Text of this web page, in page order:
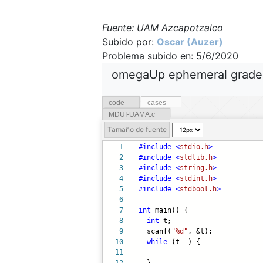
Fuente: UAM Azcapotzalco
Subido por: Oscar (Auzer)
Problema subido en: 5/6/2020
omegaUp ephemeral
code
cases
MDUI-UAMA.c
Tamaño de fuente
1
2
3
4
5
6
7
8
9
10
11
#include <stdio.h>
#include <stdlib.h>
#include <string.h>
#include <stdint.h>
#include <stdbool.h>
int main() {
int t;
scanf( "%d" , &t);
while (t--) {